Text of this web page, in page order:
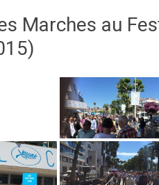
Marches au